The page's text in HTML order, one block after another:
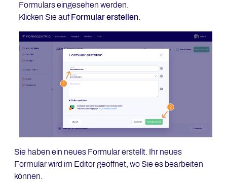
Formulars eingesehen werden.
Klicken Sie aufFormular erstellen.
Sie haben ein neues Formular erstellt. Ihr neues
Formular wird im Editor geöffnet, wo Sie es bearbeiten
können.